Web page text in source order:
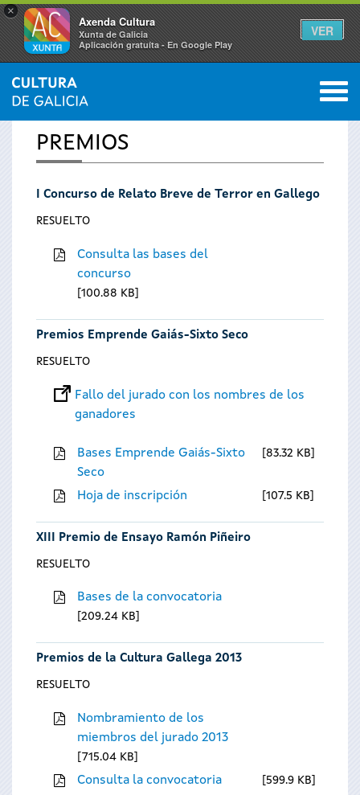
×
Axenda Cultura
Xunta de Galicia
Aplicación gratuíta - En Google Play
VER
Se
encuentra
usted
INICIO 0
PREMIOS
I Concurso de Relato Breve de Terror en Gallego
RESUELTO
Consulta las bases del
concurso
100.88 KB
Premios Emprende Gaiás-Sixto Seco
RESUELTO
Fallo del jurado con los nombres de los
ganadores
Bases Emprende Gaiás-Sixto
Seco
83.32 KB
Hoja de inscripción 107.5 KB
XIII Premio de Ensayo Ramón Piñeiro
RESUELTO
Bases de la convocatoria
209.24 KB
Premios de la Cultura Gallega 2013
RESUELTO
Nombramiento de los
miembros del jurado 2013
715.04 KB
Consulta la convocatoria 599.9 KB